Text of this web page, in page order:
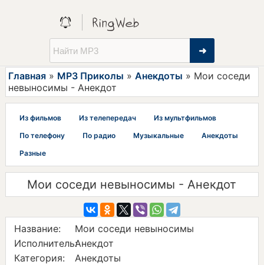
➜
Главная » MP3 Приколы »Анекдоты » Мои соседи
невыносимы - Анекдот
Из фильмов Из телепередач
Из мультфильмов
По телефону
По радио Музыкальные
Анекдоты
Разные
Мои соседи невыносимы - Анекдот
Название:
Мои соседи невыносимы
Исполнитель:Анекдот
Категория:
Анекдоты